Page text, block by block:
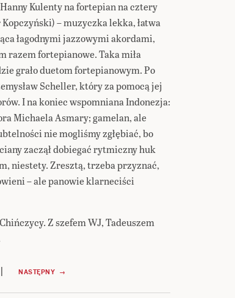
Kulenty na fortepian na cztery
– muzyczka lekka, łatwa
łagodnymi jazzowymi akordami,
razem fortepianowe. Taka miła
grało duetom fortepianowym. Po
Scheller, który za pomocą jej
I na koniec wspomniana Indonezja:
Michaela Asmary; gamelan, ale
nie mogliśmy zgłębiać, bo
zaczął dobiegać rytmiczny huk
niestety. Zresztą, trzeba przyznać,
– ale panowie klarneciści
Z szefem WJ, Tadeuszem
| NASTĘPNY →